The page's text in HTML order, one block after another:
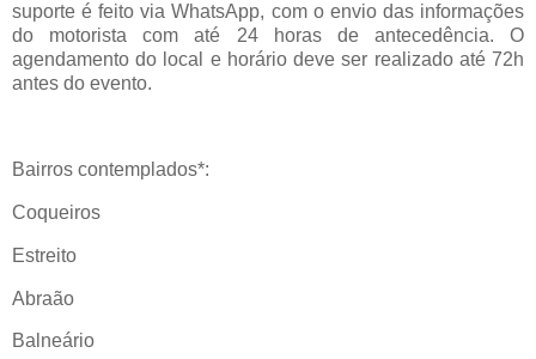
suporte é feito via WhatsApp, com o envio das informações
do motorista com até 24 horas de antecedência. O
agendamento do local e horário deve ser realizado até 72h
antes do evento.
Bairros contemplados*:
Coqueiros
Estreito
Abraão
Balneário